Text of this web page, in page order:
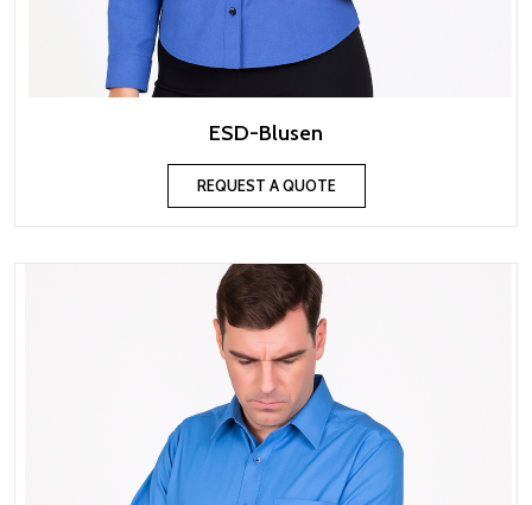
ESD-Blusen
REQUEST A QUOTE